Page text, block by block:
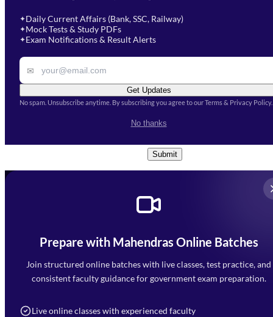
✦Daily Current Affairs (Bank, SSC, Railway)
✦Mock Tests & Study PDFs
✦Exam Notifications & Result Alerts
✉
Get Updates
No spam. Unsubscribe anytime. By subscribing you agree to our Terms & Privacy Policy.
No thanks
Select Course
Remark
Conditions
Submit
Prepare with Mahendras Online Batches
Join structured online batches with live classes, test practice, and
consistent faculty guidance for government exam preparation.
Live online classes with experienced faculty
Mahendra Arcade, CP-9, Vijayant Khand, Gomti Nagar,
Faizabad Road, Lucknow - 226010
7052477777